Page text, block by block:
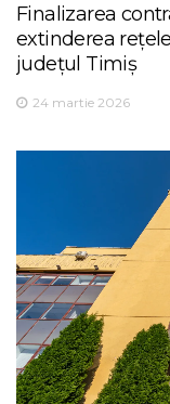
Finalizarea
extinderea
județul Timiș
24 martie 2026